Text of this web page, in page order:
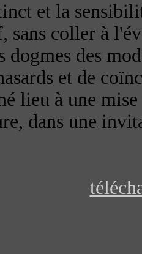
et la
sans coller à
dogmes des
et de
lieu à une
dans une